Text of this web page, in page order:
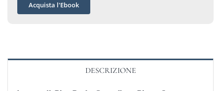
Acquista l'Ebook
DESCRIZIONE